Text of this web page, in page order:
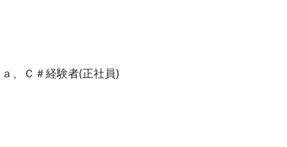
、Ｃ＃経験者(正社員)